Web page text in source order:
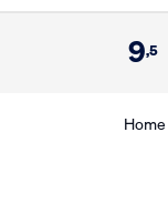
9,5
Home